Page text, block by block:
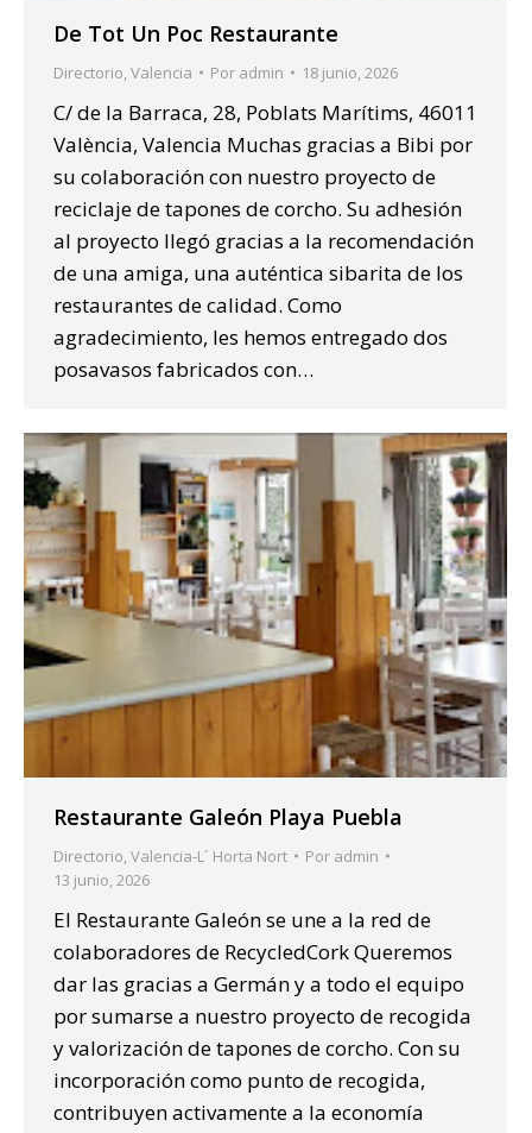
De Tot Un Poc Restaurante
Directorio,Valencia Por admin 18 junio, 2026
C/ de la Barraca, 28, Poblats Marítims, 46011
València, Valencia Muchas gracias a Bibi por
su colaboración con nuestro proyecto de
reciclaje de tapones de corcho. Su adhesión
al proyecto llegó gracias a la recomendación
de una amiga, una auténtica sibarita de los
restaurantes de calidad. Como
agradecimiento, les hemos entregado dos
posavasos fabricados con…
Restaurante Galeón Playa Puebla
Directorio,Valencia-L´ Horta Nort Por admin
13 junio, 2026
El Restaurante Galeón se une a la red de
colaboradores de RecycledCork Queremos
dar las gracias a Germán y a todo el equipo
por sumarse a nuestro proyecto de recogida
y valorización de tapones de corcho. Con su
incorporación como punto de recogida,
contribuyen activamente a la economía